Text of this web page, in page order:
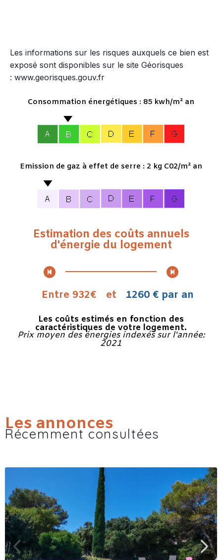
Les informations sur les risques auxquels ce bien est
exposé sont disponibles sur le site Géorisques
: www.georisques.gouv.fr
Consommation énergétiques : 85 kwh/m² an
Emission de gaz à effet de serre : 2 kg C02/m² an
Estimation des coûts annuels
d'énergie du logement
Entre 932€ et 1260 € par an
Les coûts estimés en fonction des
caractéristiques de votre logement.
Prix moyen des énergies indexés sur l'année:
2021
Les annonces
Récemment consultées